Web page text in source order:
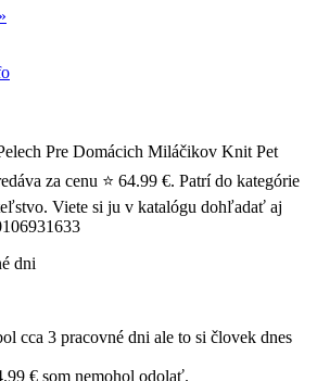
Pre Domácich Miláčikov Knit Pet
za cenu ⭐ 64.99 €. Patrí do kategórie
Viete si ju v katalógu dohľadať aj
dni
cca 3 pracovné dni ale to si človek dnes
€ som nemohol odolať.